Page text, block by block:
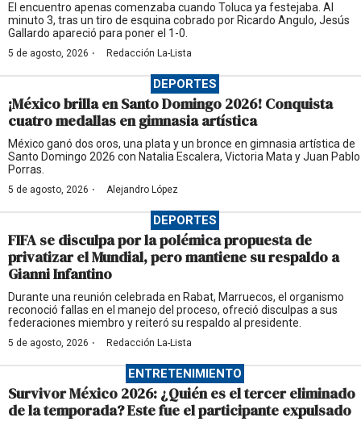
El encuentro apenas comenzaba cuando Toluca ya festejaba. Al
minuto 3, tras un tiro de esquina cobrado por Ricardo Angulo, Jesús
Gallardo apareció para poner el 1-0.
5 de agosto, 2026 · Redacción La-Lista
DEPORTES
¡México brilla en Santo Domingo 2026! Conquista
cuatro medallas en gimnasia artística
México ganó dos oros, una plata y un bronce en gimnasia artística de
Santo Domingo 2026 con Natalia Escalera, Victoria Mata y Juan Pablo
Porras.
5 de agosto, 2026 · Alejandro López
DEPORTES
FIFA se disculpa por la polémica propuesta de
privatizar el Mundial, pero mantiene su respaldo a
Gianni Infantino
Durante una reunión celebrada en Rabat, Marruecos, el organismo
reconoció fallas en el manejo del proceso, ofreció disculpas a sus
federaciones miembro y reiteró su respaldo al presidente.
5 de agosto, 2026 · Redacción La-Lista
ENTRETENIMIENTO
Survivor México 2026: ¿Quién es el tercer eliminado
de la temporada? Este fue el participante expulsado